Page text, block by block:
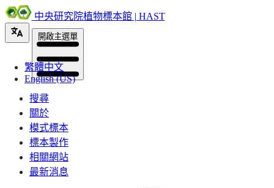
中央研究院植物標本館 | HAST
繁體中文
English (US)
開啟主選單
搜尋
關於
模式標本
標本製作
相關網站
最新消息